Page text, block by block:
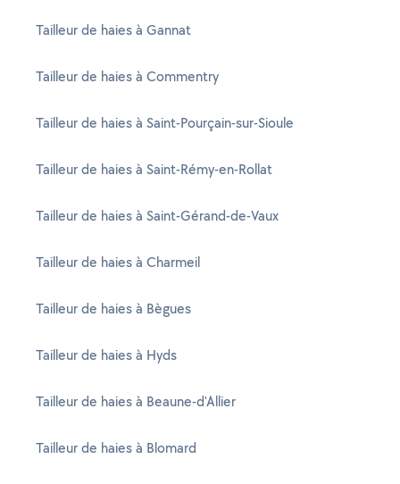
Tailleur de haies à Gannat
Tailleur de haies à Commentry
Tailleur de haies à Saint-Pourçain-sur-Sioule
Tailleur de haies à Saint-Rémy-en-Rollat
Tailleur de haies à Saint-Gérand-de-Vaux
Tailleur de haies à Charmeil
Tailleur de haies à Bègues
Tailleur de haies à Hyds
Tailleur de haies à Beaune-d'Allier
Tailleur de haies à Blomard